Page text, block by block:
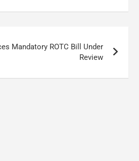
Mandatory ROTC Bill Under
Review